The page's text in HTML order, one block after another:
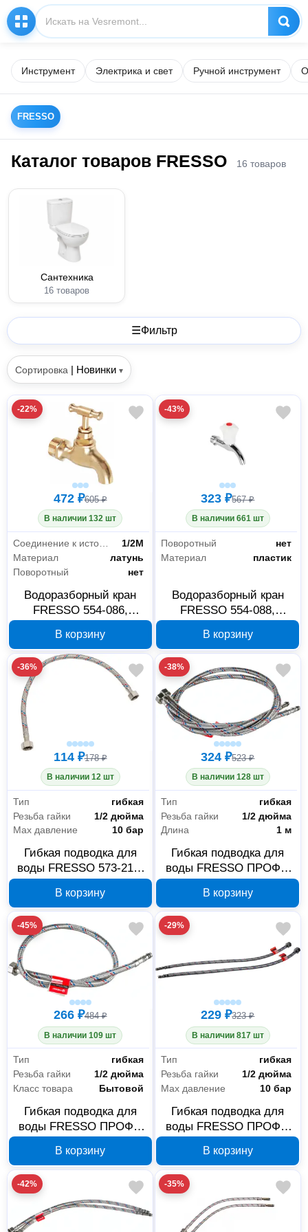
Инструмент Электрика и свет Ручной инструмент
FRESSO
Каталог товаров FRESSO 16 товаров
Сантехника
16 товаров
☰Фильтр
Сортировка | Новинки ▾
-22%
472 ₽605 ₽
В наличии 132 шт
1/2M
Материал
латунь
Поворотный
нет
Водоразборный кран
FRESSO 554-086,
латунь
В корзину
-43%
323 ₽567 ₽
В наличии 661 шт
Поворотный
нет
Материал
пластик
Водоразборный кран
FRESSO 554-088,
цинк, хром
В корзину
-36%
114 ₽178 ₽
В наличии 12 шт
Тип
гибкая
Резьба гайки
1/2 дюйма
Max давление
10 бар
Гибкая подводка для
воды FRESSO 573-219,
В корзину
-38%
324 ₽523 ₽
В наличии 128 шт
Тип
гибкая
Резьба гайки
1/2 дюйма
Длина
1 м
Гибкая подводка для
воды FRESSO ПРОФФ
1 м
В корзину
-45%
266 ₽484 ₽
В наличии 109 шт
Тип
гибкая
Резьба гайки
1/2 дюйма
Класс товара
Бытовой
Гибкая подводка для
воды FRESSO ПРОФФ
0,8 м
В корзину
-29%
229 ₽323 ₽
В наличии 817 шт
Тип
гибкая
Резьба гайки
1/2 дюйма
Max давление
10 бар
Гибкая подводка для
воды FRESSO ПРОФФ
0,6 м
В корзину
-42% -35%